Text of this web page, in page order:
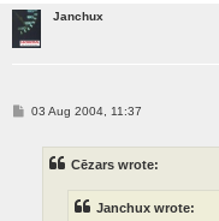
Janchux
P03 Aug 2004, 11:37
Cēzars wrote:
Janchux wrote: